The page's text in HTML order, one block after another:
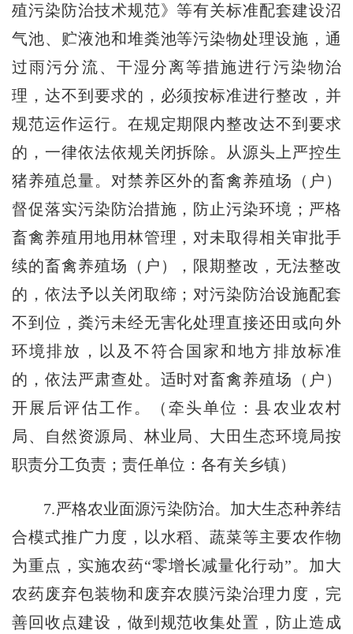
殖污染防治技术规范》等有关标准配套建设沼
气池、贮液池和堆粪池等污染物处理设施，通
过雨污分流、干湿分离等措施进行污染物治
理，达不到要求的，必须按标准进行整改，并
规范运作运行。在规定期限内整改达不到要求
的，一律依法依规关闭拆除。从源头上严控生
猪养殖总量。对禁养区外的畜禽养殖场（户）
督促落实污染防治措施，防止污染环境；严格
畜禽养殖用地用林管理，对未取得相关审批手
续的畜禽养殖场（户），限期整改，无法整改
的，依法予以关闭取缔；对污染防治设施配套
不到位，粪污未经无害化处理直接还田或向外
环境排放，以及不符合国家和地方排放标准
的，依法严肃查处。适时对畜禽养殖场（户）
开展后评估工作。（牵头单位：县农业农村
局、自然资源局、林业局、大田生态环境局按
职责分工负责；责任单位：各有关乡镇）
7.严格农业面源污染防治。加大生态种养结
合模式推广力度，以水稻、蔬菜等主要农作物
为重点，实施农药“零增长减量化行动”。加大
农药废弃包装物和废弃农膜污染治理力度，完
善回收点建设，做到规范收集处置，防止造成